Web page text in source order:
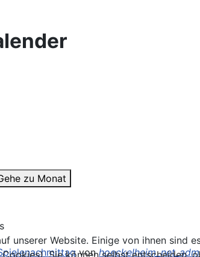
zu Monat
von hoeckelheim_net_adm
unserer Website. Einige von ihnen sind